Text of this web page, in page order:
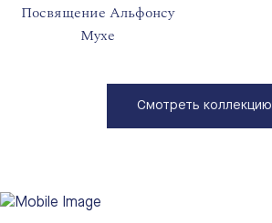
Посвящение Альфонсу
Мухе
Смотреть коллекцию